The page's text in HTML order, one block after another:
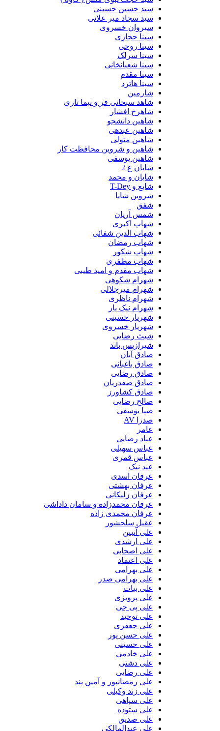
سید حسین حسینى
سید سجاد میر علائی
سیروان خسروی
سینا حجازی
سینا روحی
سینا سرلک
سینا شعبانخانی
سینا مقدم
سینا هاترد
شارمین
شاهد سبحانی فر و نیما تاری
شاهرخ افشار
شاهین دانشجو
شاهین عبدهی
شاهین متولی
شاهین و شروین محافظت کار
شاهین یوسفی
شایان ع 2
شایان و محمد
شایع و T-Dey
شروین شایا
شفق
شمس آریان
شهاب اکبری
شهاب الدین شفائی
شهاب رمضان
شهاب شکور
شهاب مظفری
شهاب مقدم و امید طیبی
شهرام شکوهی
شهرام میرجلالی
شهرام ناظری
شهرام نیک یار
شهریار حسینی
شهریار خسروی
شیث رضایی
شیرازیس باند
صادق آبان
صادق باغبانی
صادق رضایی
صادق صفدریان
صادق کشاورز
صالح رضایی
صبا یوسفی
صدرا AV
عامر
عباد رضایی
عباس سهیلی
عباس قمری
عبد نیک
عرفان اسدی
عرفان بهشتی
عرفان زلیکانی
عرفان محمدزاده و سامان داداشی
عرفان محمدی زاده
عقیل سلحشور
علی آتبین
علی ارشدی
علی اصحابی
علی اعتماد
علی بهرامی
علی بهرامی صدر
علی بیات
علی پرویزی
علی پی جی
علی توحید
علی جعفری
علی حسن پور
علی حسینی
علی خادمی
علی دشتی
علی رضایی
علی رمضانپور و آمین بند
علی زند وکیلی
علی سپاهی
علی ستوده
علی صدیق
علی عبدالمالکی